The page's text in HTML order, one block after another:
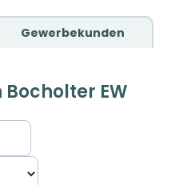
Gewerbekunden
EW